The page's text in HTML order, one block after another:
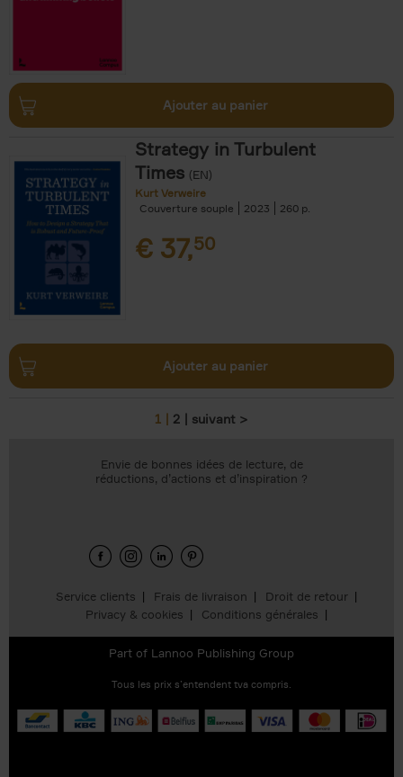
Ajouter au panier
Strategy in Turbulent
Times (EN)
Kurt Verweire
Couverture souple
2023 260
€ 37,50
Ajouter au panier
1 2 suivant >
Service clients Frais de livraison
Droit de retour
Privacy & cookies
Conditions générales
Envie de bonnes idées de lecture, de
réductions, d’actions et d’inspiration ?
Part of Lannoo Publishing Group
Tous les prix s’entendent tva compris.